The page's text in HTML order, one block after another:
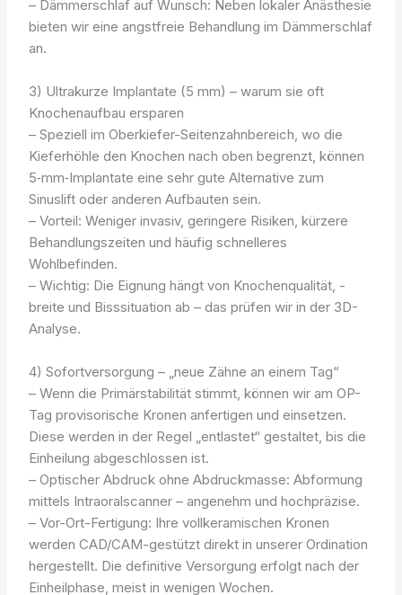
– Dämmerschlaf auf Wunsch: Neben lokaler Anästhesie
bieten wir eine angstfreie Behandlung im Dämmerschlaf
an.
3) Ultrakurze Implantate (5 mm) – warum sie oft
Knochenaufbau ersparen
– Speziell im Oberkiefer-Seitenzahnbereich, wo die
Kieferhöhle den Knochen nach oben begrenzt, können
5‑mm‑Implantate eine sehr gute Alternative zum
Sinuslift oder anderen Aufbauten sein.
– Vorteil: Weniger invasiv, geringere Risiken, kürzere
Behandlungszeiten und häufig schnelleres
Wohlbefinden.
– Wichtig: Die Eignung hängt von Knochenqualität, -
breite und Bisssituation ab – das prüfen wir in der 3D-
Analyse.
4) Sofortversorgung – „neue Zähne an einem Tag“
– Wenn die Primärstabilität stimmt, können wir am OP-
Tag provisorische Kronen anfertigen und einsetzen.
Diese werden in der Regel „entlastet“ gestaltet, bis die
Einheilung abgeschlossen ist.
– Optischer Abdruck ohne Abdruckmasse: Abformung
mittels Intraoralscanner – angenehm und hochpräzise.
– Vor-Ort-Fertigung: Ihre vollkeramischen Kronen
werden CAD/CAM-gestützt direkt in unserer Ordination
hergestellt. Die definitive Versorgung erfolgt nach der
Einheilphase, meist in wenigen Wochen.